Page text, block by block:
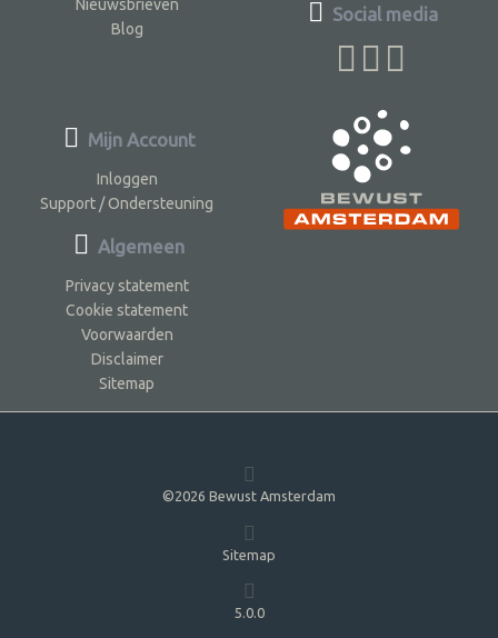
Nieuwsbrieven
Blog
Social media
Mijn Account
Inloggen
Support / Ondersteuning
Algemeen
Privacy statement
Cookie statement
Voorwaarden
Disclaimer
Sitemap
©2026 Bewust Amsterdam
Sitemap
5.0.0